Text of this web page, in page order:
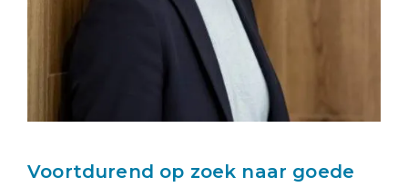
Voortdurend op zoek naar goede